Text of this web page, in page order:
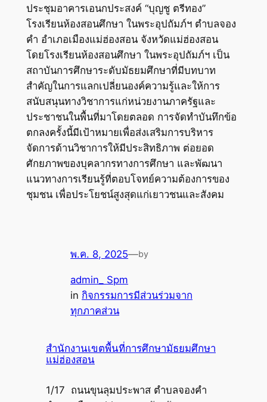
ประชุมอาคารเอนกประสงค์ “บุญชู ตรีทอง”
โรงเรียนห้องสอนศึกษา ในพระอุปถัมภ์ฯ ตำบลจอง
คำ อำเภอเมืองแม่ฮ่องสอน จังหวัดแม่ฮ่องสอน
โดยโรงเรียนห้องสอนศึกษา ในพระอุปถัมภ์ฯ เป็น
สถาบันการศึกษาระดับมัธยมศึกษาที่มีบทบาท
สำคัญในการแลกเปลี่ยนองค์ความรู้และให้การ
สนับสนุนทางวิชาการแก่หน่วยงานภาครัฐและ
ประชาชนในพื้นที่มาโดยตลอด การจัดทำบันทึกข้อ
ตกลงครั้งนี้มีเป้าหมายเพื่อส่งเสริมการบริหาร
จัดการด้านวิชาการให้มีประสิทธิภาพ ต่อยอด
ศักยภาพของบุคลากรทางการศึกษา และพัฒนา
แนวทางการเรียนรู้ที่ตอบโจทย์ความต้องการของ
ชุมชน เพื่อประโยชน์สูงสุดแก่เยาวชนและสังคม
พ.ค. 8, 2025—by
admin_ Spm
in กิจกรรมการมีส่วนร่วมจาก
ทุกภาคส่วน
สำนักงานเขตพื้นที่การศึกษามัธยมศึกษา
แม่ฮ่องสอน
1/17 ถนนขุนลุมประพาส ตำบลจองคำ